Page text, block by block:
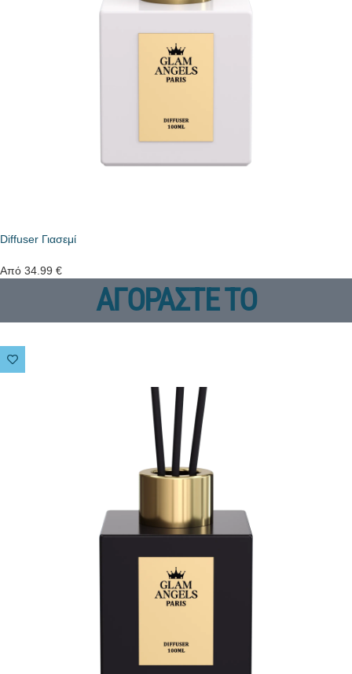
Diffuser Γιασεμί
Από 34.99 €
ΑΓΟΡΑΣΤΕ ΤΟ